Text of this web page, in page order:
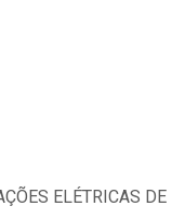
ELÉTRICAS DE